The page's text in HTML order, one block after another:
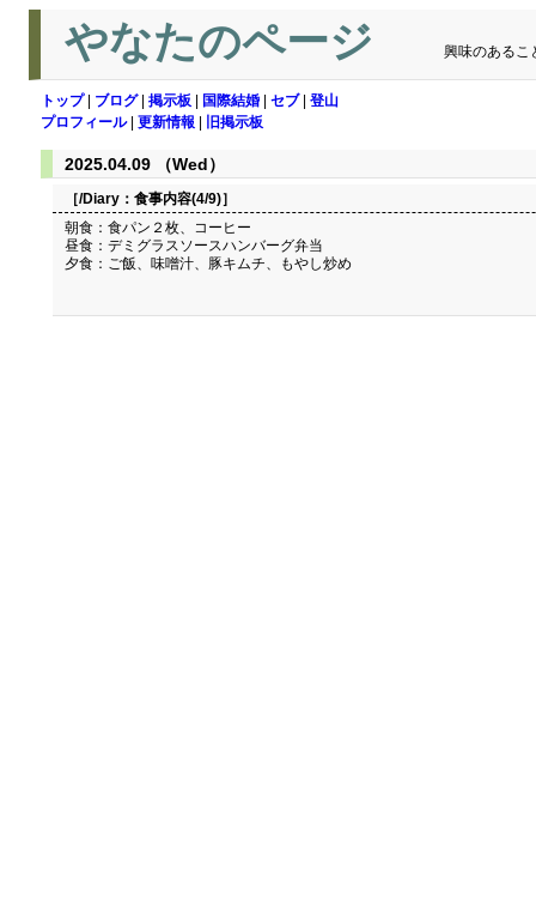
やなたのページ 興味のあるこ
トップ| ブログ| 掲示板 国際結婚 セブ| 登山
プロフィール| 更新情報 旧掲示板
2025.04.09 （Wed）
［/Diary： 食事内容(4/9)］
朝食：食パン２枚、コーヒー
昼食：デミグラスソースハンバーグ弁当
夕食：ご飯、味噌汁、豚キムチ、もやし炒め